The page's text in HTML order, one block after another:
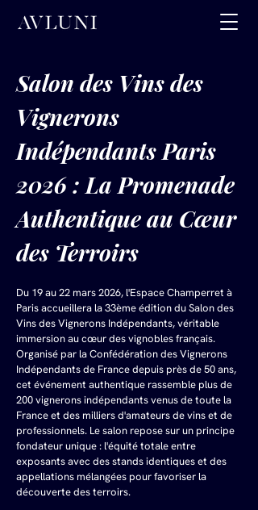
Salon des Vins des
Vignerons
Indépendants Paris
2026 : La Promenade
Authentique au Cœur
des Terroirs
Du 19 au 22 mars 2026, l'Espace Champerret à
Paris accueillera la 33ème édition du Salon des
Vins des Vignerons Indépendants, véritable
immersion au cœur des vignobles français.
Organisé par la Confédération des Vignerons
Indépendants de France depuis près de 50 ans,
cet événement authentique rassemble plus de
200 vignerons indépendants venus de toute la
France et des milliers d'amateurs de vins et de
professionnels. Le salon repose sur un principe
fondateur unique : l'équité totale entre
exposants avec des stands identiques et des
appellations mélangées pour favoriser la
découverte des terroirs.